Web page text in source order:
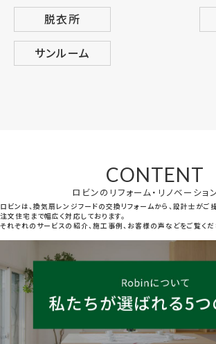
脱衣所
サンルーム
CONTENT
ロビンのリフォーム・リノベーショ
ロビンは、換気扇レンジフードの交換リフォームから、設計士がご
注文住宅まで幅広く対応しております。
それぞれのサービスの紹介、施工事例、お客様の声などをご覧くだ